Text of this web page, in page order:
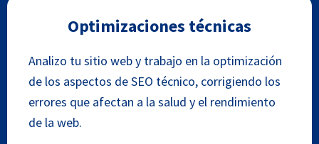
Optimizaciones técnicas
Analizo tu sitio web y trabajo en la optimización
de los aspectos de SEO técnico, corrigiendo los
errores que afectan a la salud y el rendimiento
de la web.